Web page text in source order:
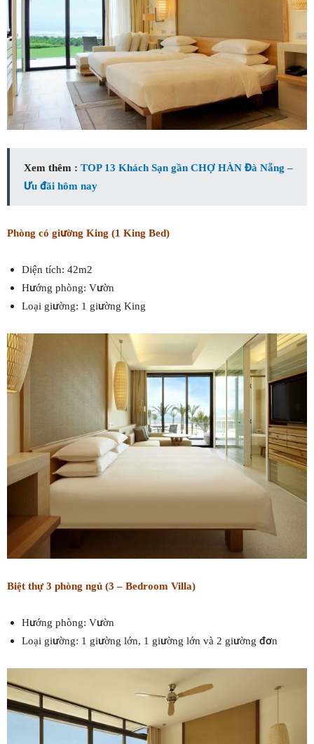
Xem thêm : TOP 13 Khách Sạn gần CHỢ HÀN Đà Nẵng –
Ưu đãi hôm nay
Phòng có giường King (1 King Bed)
Diện tích: 42m2
Hướng phòng: Vườn
Loại giường: 1 giường King
Biệt thự 3 phòng ngủ (3 – Bedroom Villa)
Hướng phòng: Vườn
Loại giường: 1 giường lớn, 1 giường lớn và 2 giường đơn